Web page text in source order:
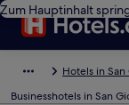
Zum Hauptinhalt
Hotels in
Businesshotels in San